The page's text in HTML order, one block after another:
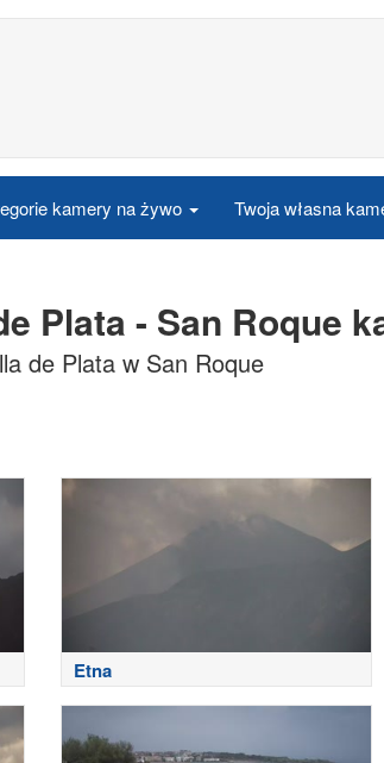
kamery na żywo Twoja własna
Plata - San Roque
de Plata w San Roque
Etna